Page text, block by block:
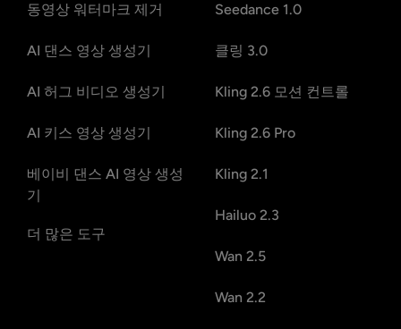
동영상 워터마크 제거
AI 댄스 영상 생성기
AI 허그 비디오 생성기
AI 키스 영상 생성기
베이비 댄스 AI 영상 생성
기
더 많은 도구
Seedance 1.0
클링 3.0
Kling 2.6 모션 컨트롤
Kling 2.6 Pro
Kling 2.1
Hailuo 2.3
Wan 2.5
Wan 2.2